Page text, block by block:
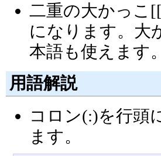
二重の大かっこ
になります。大
本語も使えます。
用語解説
コロン(:)を行頭
ます。